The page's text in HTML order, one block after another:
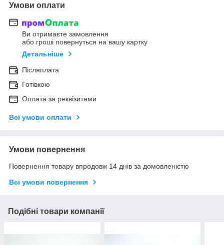
Умови оплати
Ви отримаєте замовлення
або гроші повернуться на вашу картку
Детальніше
Післяплата
Готівкою
Оплата за реквізитами
Всі умови оплати
Умови повернення
Повернення товару впродовж 14 днів за домовленістю
Всі умови повернення
Подібні товари компанії